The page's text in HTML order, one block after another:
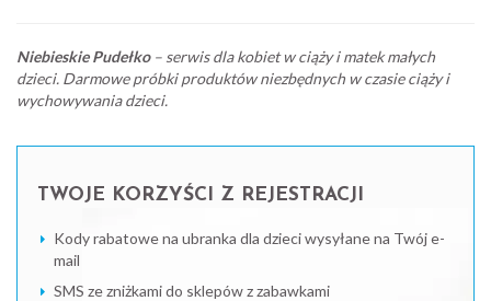
Niebieskie Pudełko– serwis dla kobiet w ciąży i matek małych
dzieci. Darmowe próbki produktów niezbędnych w czasie ciąży i
wychowywania dzieci.
TWOJE KORZYŚCI Z REJESTRACJI
Kody rabatowe na ubranka dla dzieci wysyłane na Twój e-
mail
SMS ze zniżkami do sklepów z zabawkami